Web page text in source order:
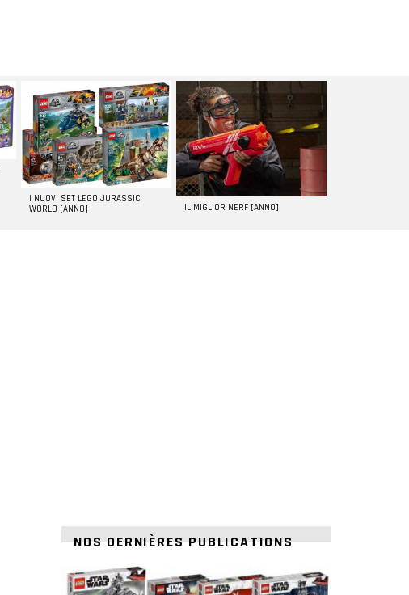
I NUOVI SET LEGO JURASSIC
WORLD [ANNO]
IL MIGLIOR NERF [ANNO]
NOS DERNIÈRES PUBLICATIONS